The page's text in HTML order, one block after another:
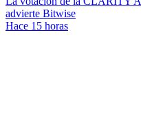
advierte Bitwise
Hace 15 horas